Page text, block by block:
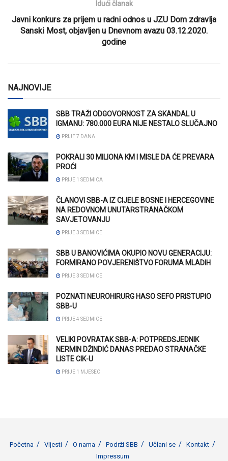
Idući članak
Javni konkurs za prijem u radni odnos u JZU Dom zdravlja
Sanski Most, objavljen u Dnevnom avazu 03.12.2020.
godine
NAJNOVIJE
SBB TRAŽI ODGOVORNOST ZA SKANDAL U
IGMANU: 780.000 EURA NIJE NESTALO SLUČAJNO
PRIJE 7 DANA
POKRALI 30 MILIONA KM I MISLE DA ĆE PREVARA
PROĆI
PRIJE 1 SEDMICA
ČLANOVI SBB-A IZ CIJELE BOSNE I HERCEGOVINE
NA REDOVNOM UNUTARSTRANAČKOM
SAVJETOVANJU
PRIJE 3 SEDMICE
SBB U BANOVIĆIMA OKUPIO NOVU GENERACIJU:
FORMIRANO POVJERENIŠTVO FORUMA MLADIH
PRIJE 3 SEDMICE
POZNATI NEUROHIRURG HASO SEFO PRISTUPIO
SBB-U
PRIJE 4 SEDMICE
VELIKI POVRATAK SBB-A: POTPREDSJEDNIK
NERMIN DŽINDIĆ DANAS PREDAO STRANAČKE
LISTE CIK-U
PRIJE 1 MJESEC
Početna Vijesti O nama Podrži SBB Učlani se
Kontakt
Impressum